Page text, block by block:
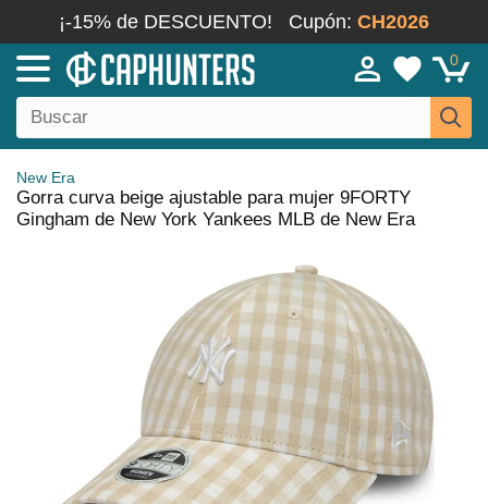
¡-15% de DESCUENTO! Cupón: CH2026
0
New Era
Gorra curva beige ajustable para mujer 9FORTY
Gingham de New York Yankees MLB de New Era